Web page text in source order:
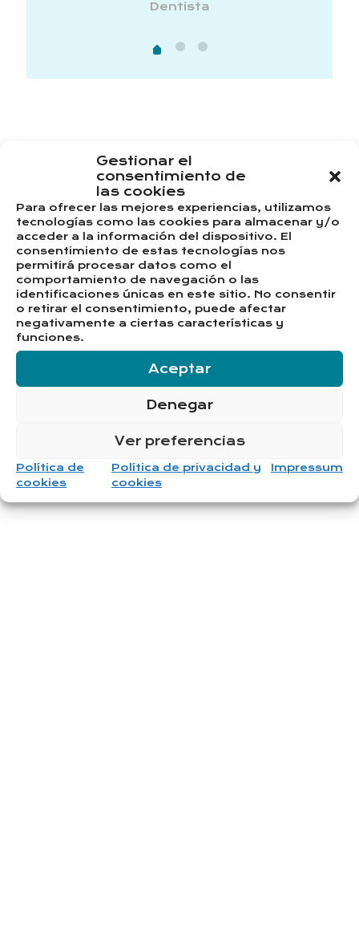
Gestionar el
consentimiento de
las cookies
Para ofrecer las mejores experiencias, utilizamos
tecnologías como las cookies para almacenar y/o
acceder a la información del dispositivo. El
consentimiento de estas tecnologías nos
permitirá procesar datos como el
comportamiento de navegación o las
identificaciones únicas en este sitio. No consentir
o retirar el consentimiento, puede afectar
negativamente a ciertas características y
funciones.
Aceptar
Denegar
Ver preferencias
Política de
cookies
Política de privacidad y
cookies
Impressum
Dentista
¡Síguenos en redes
sociales!